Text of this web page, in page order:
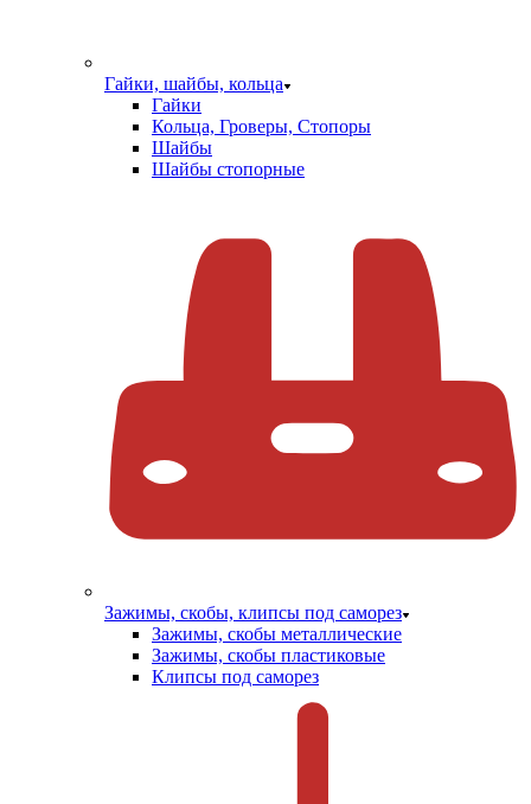
Гайки, шайбы, кольца
Гайки
Кольца, Гроверы, Стопоры
Шайбы
Шайбы стопорные
Зажимы, скобы, клипсы под саморез
Зажимы, скобы металлические
Зажимы, скобы пластиковые
Клипсы под саморез